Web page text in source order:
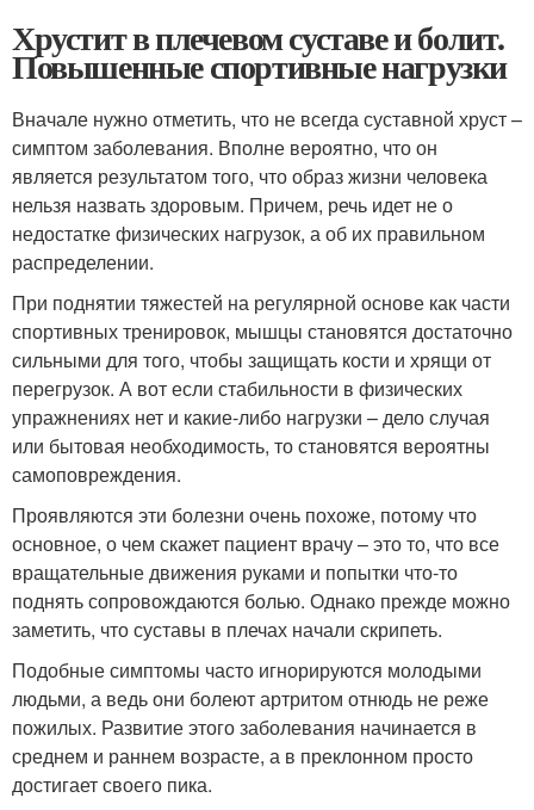
Хрустит в плечевом суставе и болит.
Повышенные спортивные нагрузки
Вначале нужно отметить, что не всегда суставной хруст –
симптом заболевания. Вполне вероятно, что он
является результатом того, что образ жизни человека
нельзя назвать здоровым. Причем, речь идет не о
недостатке физических нагрузок, а об их правильном
распределении.
При поднятии тяжестей на регулярной основе как части
спортивных тренировок, мышцы становятся достаточно
сильными для того, чтобы защищать кости и хрящи от
перегрузок. А вот если стабильности в физических
упражнениях нет и какие-либо нагрузки – дело случая
или бытовая необходимость, то становятся вероятны
самоповреждения.
Проявляются эти болезни очень похоже, потому что
основное, о чем скажет пациент врачу – это то, что все
вращательные движения руками и попытки что-то
поднять сопровождаются болью. Однако прежде можно
заметить, что суставы в плечах начали скрипеть.
Подобные симптомы часто игнорируются молодыми
людьми, а ведь они болеют артритом отнюдь не реже
пожилых. Развитие этого заболевания начинается в
среднем и раннем возрасте, а в преклонном просто
достигает своего пика.